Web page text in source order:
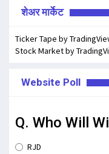
शेअर मार्केट
Ticker Tape by
Stock Marketby
Website Poll
Q. Who Will
RJD